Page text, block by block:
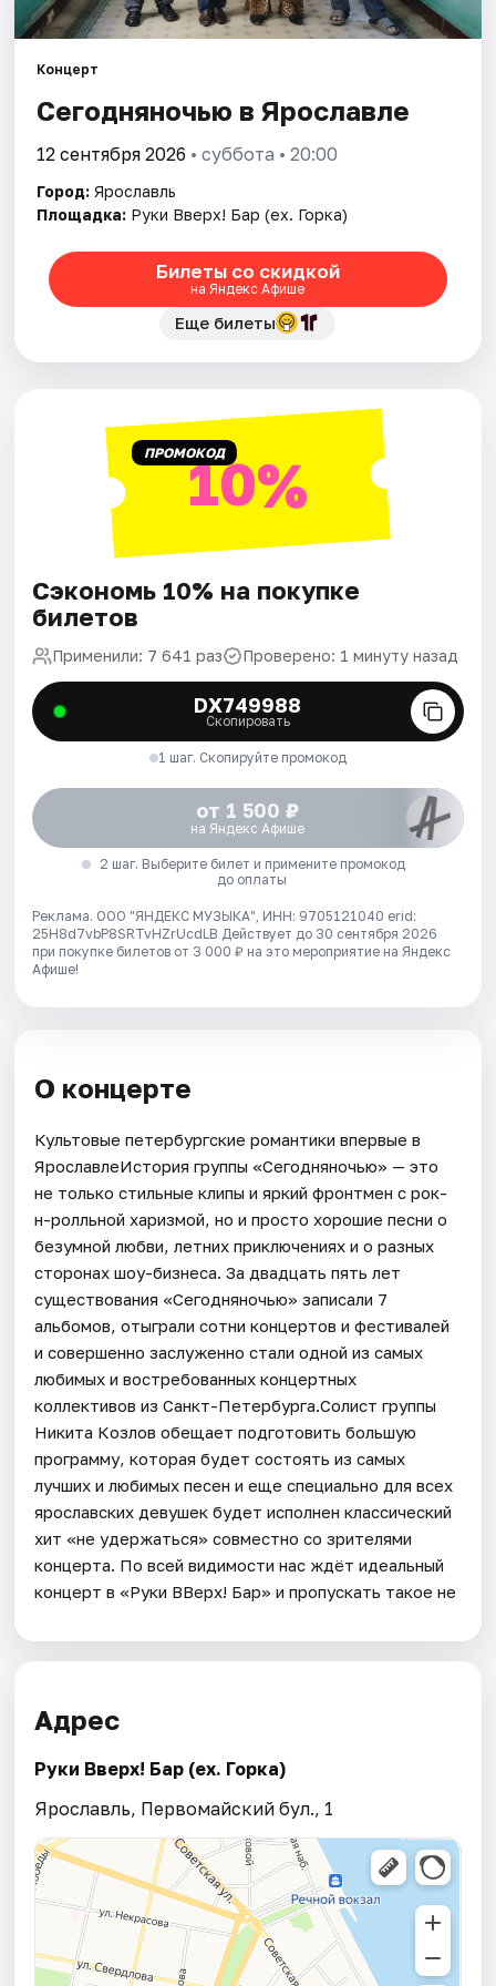
Города
Артисты
Рейтинги
Концерт
Сегодняночью в Ярославле
12 сентября 2026 • суббота • 20:00
Город: Ярославль
Площадка: Руки Вверх! Бар (ex. Горка)
Билеты со скидкой
на Яндекс Афише
Еще билеты
ПРОМОКОД10%
Сэкономь 10% на покупке
билетов
Применили: 7 641 раз Проверено: 1 минуту назад
DX749988
Скопировать
1 шаг. Скопируйте промокод
от 1 500 ₽
на Яндекс Афише
2 шаг. Выберите билет и примените промокод
до оплаты
Реклама. ООО "ЯНДЕКС МУЗЫКА", ИНН: 9705121040 erid:
25H8d7vbP8SRTvHZrUcdLB Действует до 30 сентября 2026
при покупке билетов от 3 000 ₽ на это мероприятие на Яндекс
Афише!
О концерте
Культовые петербургские романтики впервые в
ЯрославлеИстория группы «Сегодняночью» — это
не только стильные клипы и яркий фронтмен с рок-
н-ролльной харизмой, но и просто хорошие песни о
безумной любви, летних приключениях и о разных
сторонах шоу-бизнеса. За двадцать пять лет
существования «Сегодняночью» записали 7
альбомов, отыграли сотни концертов и фестивалей
и совершенно заслуженно стали одной из самых
любимых и востребованных концертных
коллективов из Санкт-Петербурга.Солист группы
Никита Козлов обещает подготовить большую
программу, которая будет состоять из самых
лучших и любимых песен и еще специально для всех
ярославских девушек будет исполнен классический
хит «не удержаться» совместно со зрителями
концерта. По всей видимости нас ждёт идеальный
концерт в «Руки ВВерх! Бар» и пропускать такое не
Адрес
Руки Вверх! Бар (ex. Горка)
Ярославль, Первомайский бул., 1